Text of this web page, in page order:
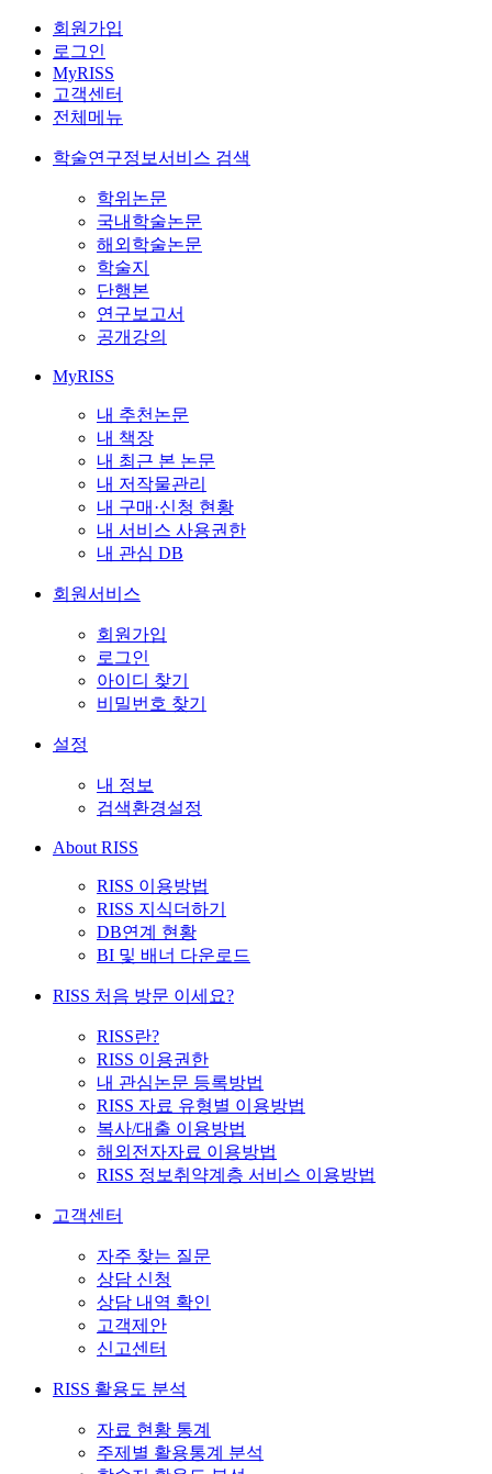
회원가입
로그인
MyRISS
고객센터
전체메뉴
학술연구정보서비스 검색
학위논문
국내학술논문
해외학술논문
학술지
단행본
연구보고서
공개강의
MyRISS
내 추천논문
내 책장
내 최근 본 논문
내 저작물관리
내 구매·신청 현황
내 서비스 사용권한
내 관심 DB
회원서비스
회원가입
로그인
아이디 찾기
비밀번호 찾기
설정
내 정보
검색환경설정
About RISS
RISS 이용방법
RISS 지식더하기
DB연계 현황
BI 및 배너 다운로드
RISS 처음 방문 이세요?
RISS란?
RISS 이용권한
내 관심논문 등록방법
RISS 자료 유형별 이용방법
복사/대출 이용방법
해외전자자료 이용방법
RISS 정보취약계층 서비스 이용방법
고객센터
자주 찾는 질문
상담 신청
상담 내역 확인
고객제안
신고센터
RISS 활용도 분석
자료 현황 통계
주제별 활용통계 분석